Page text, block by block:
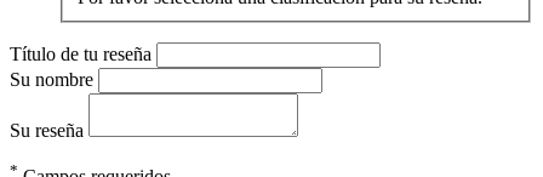
Título de tu reseña
Su nombre
Su reseña
*